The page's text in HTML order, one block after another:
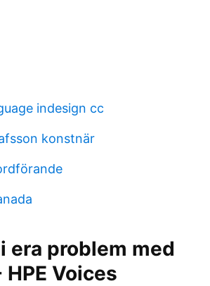
indesign cc
konstnär
era problem med
Voices